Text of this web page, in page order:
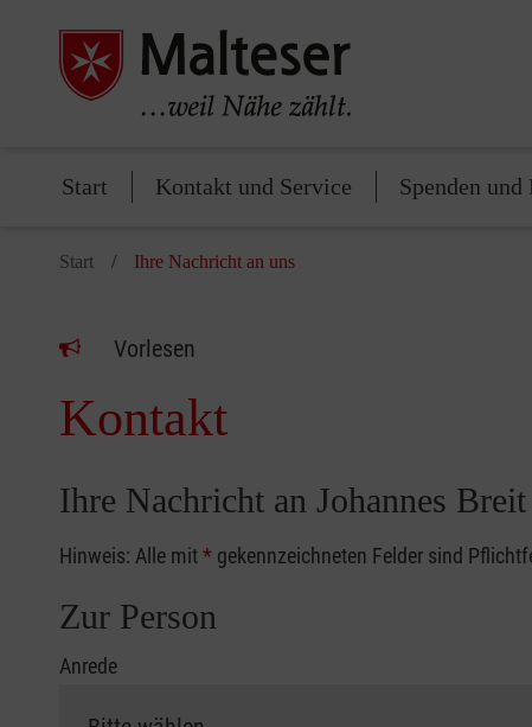
Start Kontakt und Service Spenden und
Start Ihre Nachricht an uns
Vorlesen
Kontakt
Ihre Nachricht an Johannes Breit
Hinweis: Alle mit* gekennzeichneten Felder sind
Zur Person
Anrede